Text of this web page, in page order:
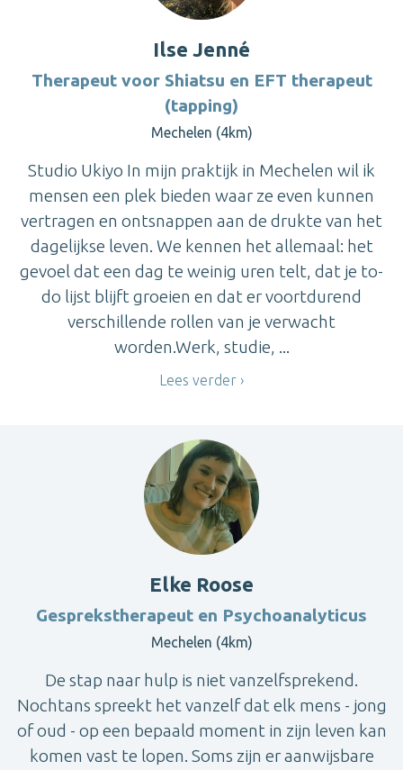
Ilse Jenné
Therapeut voor Shiatsu en EFT therapeut
(tapping)
Mechelen (4km)
Studio Ukiyo In mijn praktijk in Mechelen wil ik
mensen een plek bieden waar ze even kunnen
vertragen en ontsnappen aan de drukte van het
dagelijkse leven. We kennen het allemaal: het
gevoel dat een dag te weinig uren telt, dat je to-
do lijst blijft groeien en dat er voortdurend
verschillende rollen van je verwacht
worden.Werk, studie, ...
Lees verder
Elke Roose
Gesprekstherapeut en Psychoanalyticus
Mechelen (4km)
De stap naar hulp is niet vanzelfsprekend.
Nochtans spreekt het vanzelf dat elk mens - jong
of oud - op een bepaald moment in zijn leven kan
komen vast te lopen. Soms zijn er aanwijsbare